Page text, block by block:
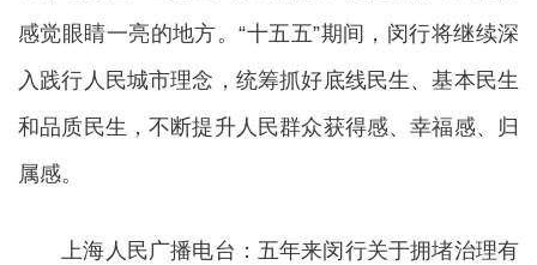
感觉眼睛一亮的地方。“十五五”期间，闵行将继续深
入践行人民城市理念，统筹抓好底线民生、基本民生
和品质民生，不断提升人民群众获得感、幸福感、归
属感。
上海人民广播电台：五年来闵行关于拥堵治理有